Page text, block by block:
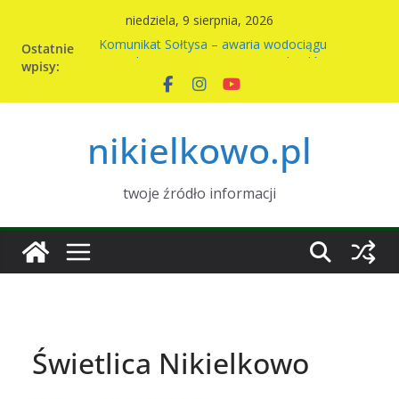
treści
niedziela, 9 sierpnia, 2026
Ostatnie
wpisy:
Komunikat Sołtysa – awaria wodociągu
Nikielkowie na 2026r
Kiermasz ciast na rzecz parafii
Wymiana nasion w Nikielkowie
nikielkowo.pl
twoje źródło informacji
Świetlica Nikielkowo